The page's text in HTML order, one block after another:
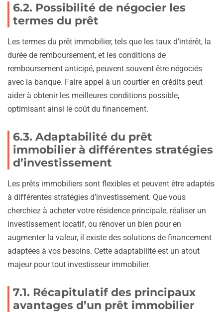
6.2. Possibilité de négocier les
termes du prêt
Les termes du prêt immobilier, tels que les taux d’intérêt, la
durée de remboursement, et les conditions de
remboursement anticipé, peuvent souvent être négociés
avec la banque. Faire appel à un courtier en crédits peut
aider à obtenir les meilleures conditions possible,
optimisant ainsi le coût du financement.
6.3. Adaptabilité du prêt
immobilier à différentes stratégies
d’investissement
Les prêts immobiliers sont flexibles et peuvent être adaptés
à différentes stratégies d’investissement. Que vous
cherchiez à acheter votre résidence principale, réaliser un
investissement locatif, ou rénover un bien pour en
augmenter la valeur, il existe des solutions de financement
adaptées à vos besoins. Cette adaptabilité est un atout
majeur pour tout investisseur immobilier.
7.1. Récapitulatif des principaux
avantages d’un prêt immobilier